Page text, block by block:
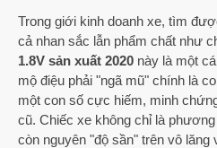
Trong giới kinh doanh xe, tìm
cả nhan sắc lẫn phẩm chất như
1.8V sản xuất 2020 này là một
mộ điệu phải "ngã mũ" chính là
một con số cực hiếm, minh
cũ. Chiếc xe không chỉ là
còn nguyên "độ sần" trên vô